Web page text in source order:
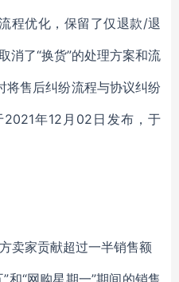
程优化，保留了仅退款/退
消了“换货”的处理方案和流
将售后纠纷流程与协议纠纷
年12月02日发布，于
卖家贡献超过一半销售额
和“网购星期一”期间的销售